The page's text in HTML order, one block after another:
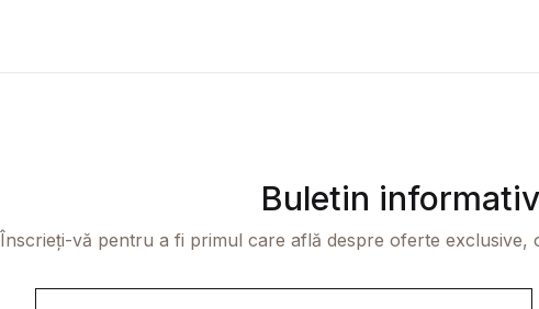
Buletin informativ
Înscrieți-vă pentru a fi primul care află despre oferte exclusive,